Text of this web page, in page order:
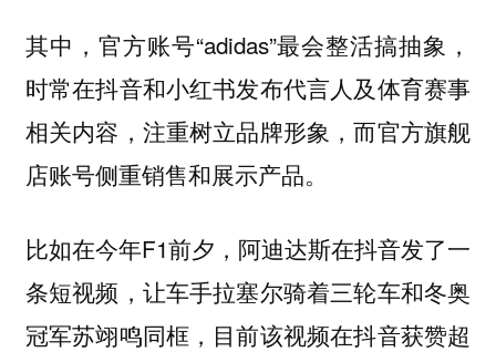
其中，官方账号“adidas”最会整活搞抽象，
时常在抖音和小红书发布代言人及体育赛事
相关内容，注重树立品牌形象，而官方旗舰
店账号侧重销售和展示产品。
比如在今年F1前夕，阿迪达斯在抖音发了一
条短视频，让车手拉塞尔骑着三轮车和冬奥
冠军苏翊鸣同框，目前该视频在抖音获赞超